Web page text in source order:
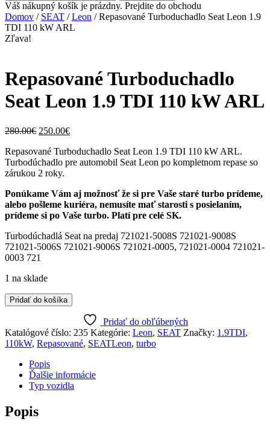
Váš nákupný košík je prázdny. Prejdite do obchodu
Domov / SEAT /Leon / Repasované Turboduchadlo Seat Leon 1.9
TDI 110 kW ARL
Zľava!
Repasované Turboduchadlo
Seat Leon 1.9 TDI 110 kW ARL
280.00€ Original
was:
280.00€.
250.00€Current
is:
250.00€.
Repasované Turboduchadlo Seat Leon 1.9 TDI 110 kW ARL.
Turbodúchadlo pre automobil Seat Leon po kompletnom repase so
zárukou 2 roky.
Ponúkame Vám aj možnosť že si pre Vaše staré turbo prídeme,
alebo pošleme kuriéra, nemusíte mať starosti s posielaním,
prídeme si po Vaše turbo. Platí pre celé SK.
Turbodúchadlá Seat na predaj 721021-5008S 721021-9008S
721021-5006S 721021-9006S 721021-0005, 721021-0004 721021-
0003 721
1 na sklade
množstvo
Repasované
Seat
Leon
TDI
Pridať do košíka
Pridať do obľúbených
Katalógové číslo: 235 Kategórie: Leon, SEAT Značky: 1.9TDI,
110kW, Repasované, SEATLeon, turbo
Popis
Ďalšie informácie
Typ vozidla
Popis